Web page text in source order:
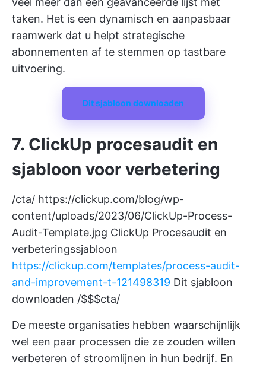
taken. Het is een dynamisch en aanpasbaar
raamwerk dat u helpt strategische
abonnementen af te stemmen op tastbare
uitvoering.
Dit sjabloon downloaden
7. ClickUp procesaudit en
sjabloon voor verbetering
/cta/ https://clickup.com/blog/wp-
content/uploads/2023/06/ClickUp-Process-
Audit-Template.jpg ClickUp Procesaudit en
verbeteringssjabloon
https://clickup.com/templates/process-audit-
and-improvement-t-121498319 Dit sjabloon
downloaden /$$$cta/
De meeste organisaties hebben waarschijnlijk
wel een paar processen die ze zouden willen
verbeteren of stroomlijnen in hun bedrijf. En